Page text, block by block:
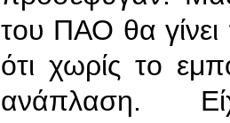
του ΠΑΟ θα γίνει
ότι χωρίς το
ανάπλαση.